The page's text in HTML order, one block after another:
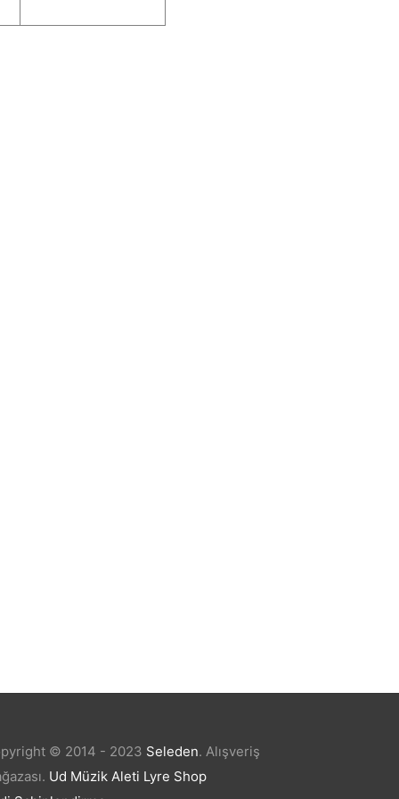
© 2014 - 2023 Seleden. Alışveriş
Ud Müzik Aleti Lyre Shop